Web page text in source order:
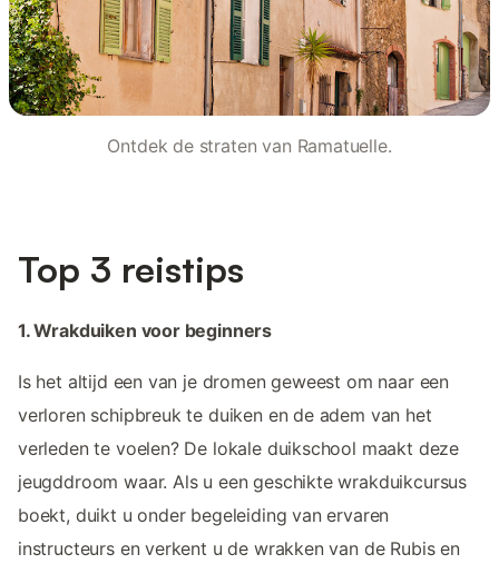
Ontdek de straten van Ramatuelle.
Top 3 reistips
1. Wrakduiken voor beginners
Is het altijd een van je dromen geweest om naar een
verloren schipbreuk te duiken en de adem van het
verleden te voelen? De lokale duikschool maakt deze
jeugddroom waar. Als u een geschikte wrakduikcursus
boekt, duikt u onder begeleiding van ervaren
instructeurs en verkent u de wrakken van de Rubis en